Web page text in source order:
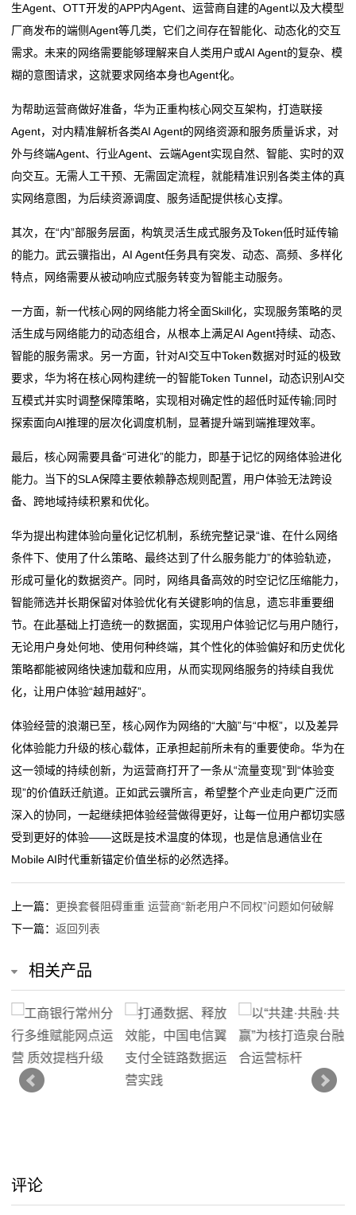
生Agent、OTT开发的APP内Agent、运营商自建的Agent以及大模型
厂商发布的端侧Agent等几类，它们之间存在智能化、动态化的交互
需求。未来的网络需要能够理解来自人类用户或AI Agent的复杂、模
糊的意图请求，这就要求网络本身也Agent化。
为帮助运营商做好准备，华为正重构核心网交互架构，打造联接
Agent，对内精准解析各类AI Agent的网络资源和服务质量诉求，对
外与终端Agent、行业Agent、云端Agent实现自然、智能、实时的双
向交互。无需人工干预、无需固定流程，就能精准识别各类主体的真
实网络意图，为后续资源调度、服务适配提供核心支撑。
其次，在“内”部服务层面，构筑灵活生成式服务及Token低时延传输
的能力。武云骥指出，AI Agent任务具有突发、动态、高频、多样化
特点，网络需要从被动响应式服务转变为智能主动服务。
一方面，新一代核心网的网络能力将全面Skill化，实现服务策略的灵
活生成与网络能力的动态组合，从根本上满足AI Agent持续、动态、
智能的服务需求。另一方面，针对AI交互中Token数据对时延的极致
要求，华为将在核心网构建统一的智能Token Tunnel，动态识别AI交
互模式并实时调整保障策略，实现相对确定性的超低时延传输;同时
探索面向AI推理的层次化调度机制，显著提升端到端推理效率。
最后，核心网需要具备“可进化”的能力，即基于记忆的网络体验进化
能力。当下的SLA保障主要依赖静态规则配置，用户体验无法跨设
备、跨地域持续积累和优化。
华为提出构建体验向量化记忆机制，系统完整记录“谁、在什么网络
条件下、使用了什么策略、最终达到了什么服务能力”的体验轨迹，
形成可量化的数据资产。同时，网络具备高效的时空记忆压缩能力，
智能筛选并长期保留对体验优化有关键影响的信息，遗忘非重要细
节。在此基础上打造统一的数据面，实现用户体验记忆与用户随行，
无论用户身处何地、使用何种终端，其个性化的体验偏好和历史优化
策略都能被网络快速加载和应用，从而实现网络服务的持续自我优
化，让用户体验“越用越好”。
体验经营的浪潮已至，核心网作为网络的“大脑”与“中枢”，以及差异
化体验能力升级的核心载体，正承担起前所未有的重要使命。华为在
这一领域的持续创新，为运营商打开了一条从“流量变现”到“体验变
现”的价值跃迁航道。正如武云骥所言，希望整个产业走向更广泛而
深入的协同，一起继续把体验经营做得更好，让每一位用户都切实感
受到更好的体验——这既是技术温度的体现，也是信息通信业在
Mobile AI时代重新锚定价值坐标的必然选择。
上一篇： 更换套餐阻碍重重 运营商“新老用户不同权”问题如何破解
下一篇： 返回列表
相关产品
评论